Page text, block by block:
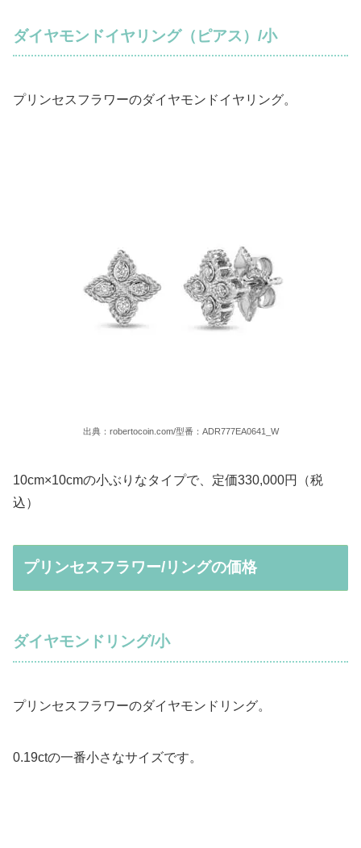
ダイヤモンドイヤリング（ピアス）/小
プリンセスフラワーのダイヤモンドイヤリング。
出典：robertocoin.com/型番：ADR777EA0641_W
10cm×10cmの小ぶりなタイプで、定価330,000円（税
込）
プリンセスフラワー/リングの価格
ダイヤモンドリング/小
プリンセスフラワーのダイヤモンドリング。
0.19ctの一番小さなサイズです。